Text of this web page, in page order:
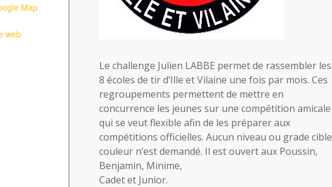
Le challenge Julien LABBE permet de rassembler les
8 écoles de tir d’Ille et Vilaine une fois par mois. Ces
regroupements permettent de mettre en
concurrence les jeunes sur une compétition amicale
qui se veut flexible afin de les préparer aux
compétitions officielles. Aucun niveau ou grade cible
couleur n’est demandé. Il est ouvert aux Poussin,
Benjamin, Minime,
Cadet et Junior.
Map
web